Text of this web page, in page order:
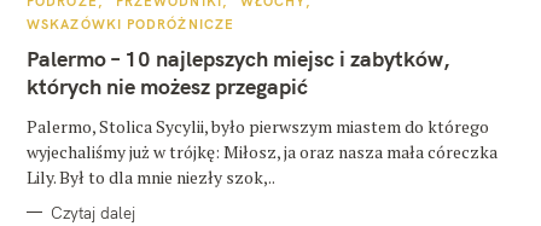
T
G
O
R
WSKAZÓWKI PODRÓŻNICZE
Palermo – 10 najlepszych miejsc i zabytków,
których nie możesz przegapić
Palermo, Stolica Sycylii, było pierwszym miastem do którego
wyjechaliśmy już w trójkę: Miłosz, ja oraz nasza mała córeczka
Lily. Był to dla mnie niezły szok,..
Czytaj dalej